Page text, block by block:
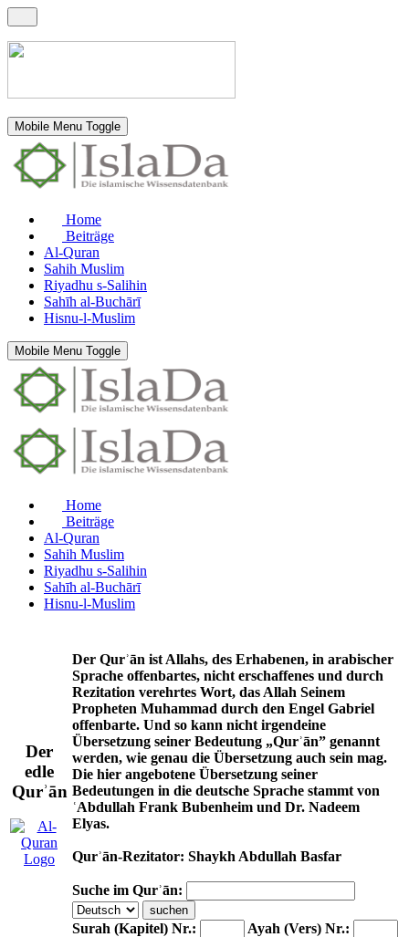
Mobile Menu Toggle
Home
Beiträge
Al-Quran
Sahih Muslim
Riyadhu s-Salihin
Sahīh al-Buchārī
Hisnu-l-Muslim
Mobile Menu Toggle
Home
Beiträge
Al-Quran
Sahih Muslim
Riyadhu s-Salihin
Sahīh al-Buchārī
Hisnu-l-Muslim
Der
edle
Qurʾān
Der Qurʾān ist Allahs, des Erhabenen, in arabischer
Sprache offenbartes, nicht erschaffenes und durch
Rezitation verehrtes Wort, das Allah Seinem
Propheten Muhammad durch den Engel Gabriel
offenbarte. Und so kann nicht irgendeine
Übersetzung seiner Bedeutung „Qurʾān” genannt
werden, wie genau die Übersetzung auch sein mag.
Die hier angebotene Übersetzung seiner
Bedeutungen in die deutsche Sprache stammt von
ʿAbdullah Frank Bubenheim und Dr. Nadeem
Elyas.
Qurʾān-Rezitator: Shaykh Abdullah Basfar
Suche im Qurʾān:
Surah (Kapitel) Nr.: Ayah (Vers) Nr.: